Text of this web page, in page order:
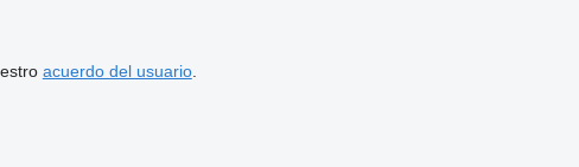
acuerdo del usuario.